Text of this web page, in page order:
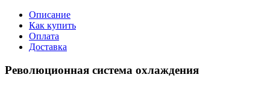
Описание
Как купить
Оплата
Доставка
Революционная система охлаждения